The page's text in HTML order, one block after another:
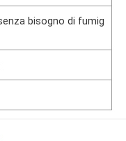
bisogno di fumig